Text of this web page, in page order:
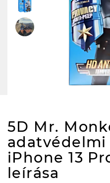
5D Mr.
adatvédelmi
iPhone 13
leírása